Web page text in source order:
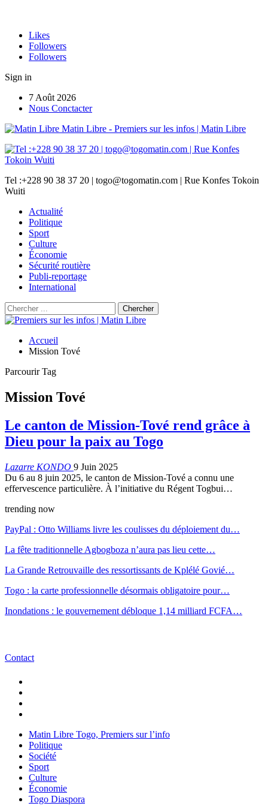
Likes
Followers
Followers
Sign in
7 Août 2026
Nous Conctacter
Matin Libre - Premiers sur les infos | Matin Libre
Tel :+228 90 38 37 20 | togo@togomatin.com | Rue Konfes Tokoin
Wuiti
Actualité
Politique
Sport
Culture
Économie
Sécurité routière
Publi-reportage
International
Accueil
Mission Tové
Parcourir Tag
Mission Tové
Le canton de Mission-Tové rend grâce à
Dieu pour la paix au Togo
Lazarre KONDO 9 Juin 2025
Du 6 au 8 juin 2025, le canton de Mission-Tové a connu une
effervescence particulière. À l’initiative du Régent Togbui…
trending now
PayPal : Otto Williams livre les coulisses du déploiement du…
La fête traditionnelle Agbogboza n’aura pas lieu cette…
La Grande Retrouvaille des ressortissants de Kplélé Govié…
Togo : la carte professionnelle désormais obligatoire pour…
Inondations : le gouvernement débloque 1,14 milliard FCFA…
Contact
Matin Libre Togo, Premiers sur l’info
Politique
Société
Sport
Culture
Économie
Togo Diaspora